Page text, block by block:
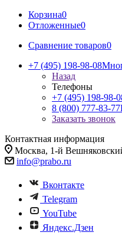
Корзина0
Отложенные0
Сравнение товаров0
+7 (495) 198-98-08
Назад
Телефоны
+7 (495) 198-98-
8 (800) 777-83-77
Заказать звонок
Контактная информация
Москва, 1-й
info@prabo.ru
Вконтакте
Telegram
YouTube
Яндекс.Дзен